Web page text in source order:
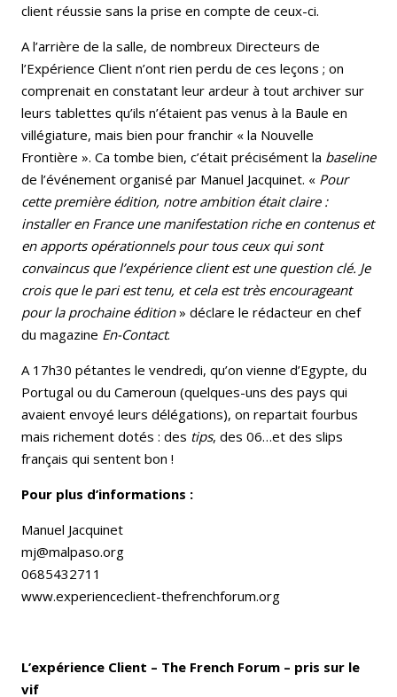
client réussie sans la prise en compte de ceux-ci.
A l’arrière de la salle, de nombreux Directeurs de
l’Expérience Client n’ont rien perdu de ces leçons ; on
comprenait en constatant leur ardeur à tout archiver sur
leurs tablettes qu’ils n’étaient pas venus à la Baule en
villégiature, mais bien pour franchir « la Nouvelle
Frontière ». Ca tombe bien, c’était précisément la baseline
de l’événement organisé par Manuel Jacquinet. « Pour
cette première édition, notre ambition était claire :
installer en France une manifestation riche en contenus et
en apports opérationnels pour tous ceux qui sont
convaincus que l’expérience client est une question clé. Je
crois que le pari est tenu, et cela est très encourageant
pour la prochaine édition» déclare le rédacteur en chef
du magazine En-Contact.
A 17h30 pétantes le vendredi, qu’on vienne d’Egypte, du
Portugal ou du Cameroun (quelques-uns des pays qui
avaient envoyé leurs délégations), on repartait fourbus
mais richement dotés : des tips, des 06…et des slips
français qui sentent bon !
Pour plus d’informations :
Manuel Jacquinet
mj@malpaso.org
0685432711
www.experienceclient-thefrenchforum.org
L’expérience Client – The French Forum – pris sur le
vif